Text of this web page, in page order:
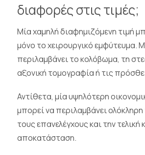
διαφορές στις τιμές;
Μία χαμηλή διαφημιζόμενη τιμή
μόνο το χειρουργικό εμφύτευμα.
περιλαμβάνει το κολόβωμα, τη
αξονική τομογραφία ή τις
Αντίθετα, μία υψηλότερη
μπορεί να περιλαμβάνει
τους επανελέγχους και την τελική
αποκατάσταση.